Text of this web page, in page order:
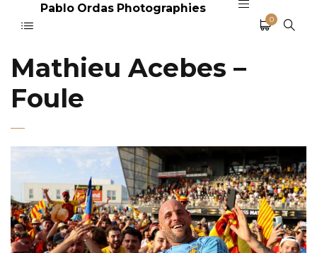
Pablo Ordas Photographies
0
Mathieu Acebes –
Foule